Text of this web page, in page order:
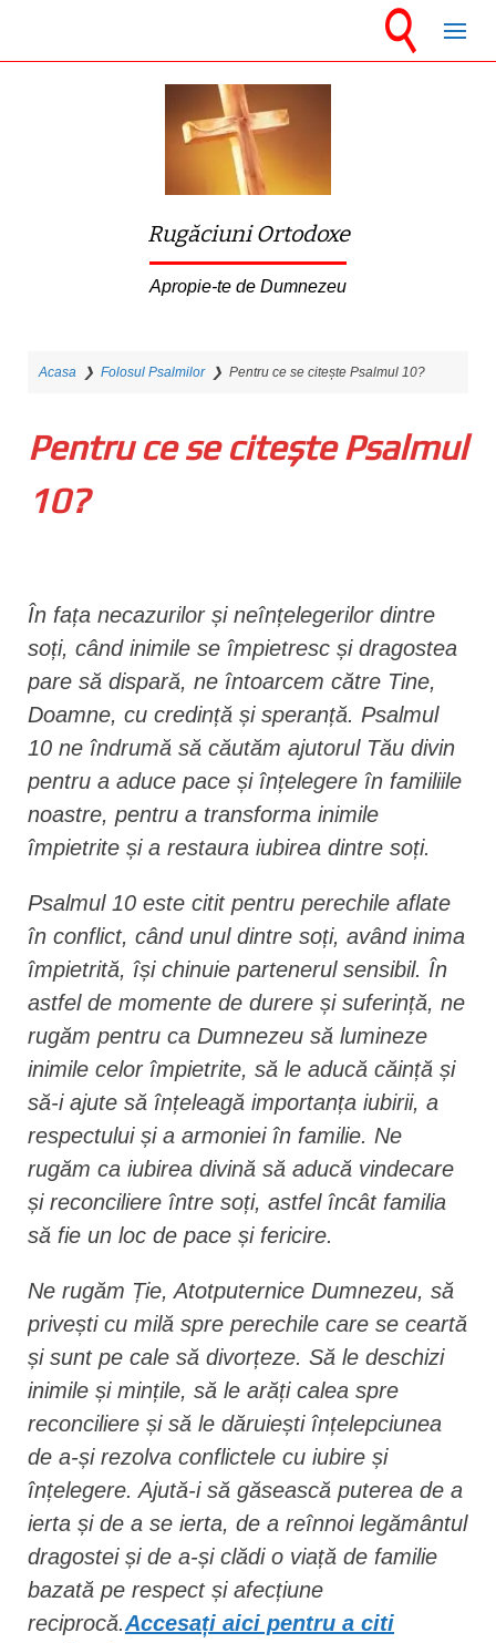
Rugăciuni Ortodoxe
Apropie-te de Dumnezeu
Acasa ❯ Folosul Psalmilor❯ Pentru ce se citește Psalmul 10?
Pentru ce se citește Psalmul
10?
În fața necazurilor și neînțelegerilor dintre
soți, când inimile se împietresc și dragostea
pare să dispară, ne întoarcem către Tine,
Doamne, cu credință și speranță. Psalmul
10 ne îndrumă să căutăm ajutorul Tău divin
pentru a aduce pace și înțelegere în familiile
noastre, pentru a transforma inimile
împietrite și a restaura iubirea dintre soți.
Psalmul 10 este citit pentru perechile aflate
în conflict, când unul dintre soți, având inima
împietrită, își chinuie partenerul sensibil. În
astfel de momente de durere și suferință, ne
rugăm pentru ca Dumnezeu să lumineze
inimile celor împietrite, să le aducă căință și
să-i ajute să înțeleagă importanța iubirii, a
respectului și a armoniei în familie. Ne
rugăm ca iubirea divină să aducă vindecare
și reconciliere între soți, astfel încât familia
să fie un loc de pace și fericire.
Ne rugăm Ție, Atotputernice Dumnezeu, să
privești cu milă spre perechile care se ceartă
și sunt pe cale să divorțeze. Să le deschizi
inimile și mințile, să le arăți calea spre
reconciliere și să le dăruiești înțelepciunea
de a-și rezolva conflictele cu iubire și
înțelegere. Ajută-i să găsească puterea de a
ierta și de a se ierta, de a reînnoi legământul
dragostei și de a-și clădi o viață de familie
bazată pe respect și afecțiune
reciprocă.Accesați aici pentru a citi